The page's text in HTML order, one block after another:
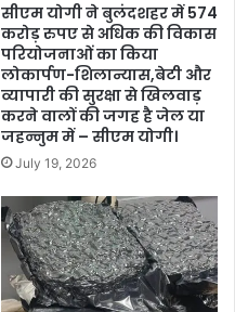
सीएम योगी ने बुलंदशहर में 574
करोड़ रुपए से अधिक की विकास
परियोजनाओं का किया
लोकार्पण-शिलान्यास,बेटी और
व्यापारी की सुरक्षा से खिलवाड़
करने वालों की जगह है जेल या
जहन्नुम में – सीएम योगी।
July 19, 2026